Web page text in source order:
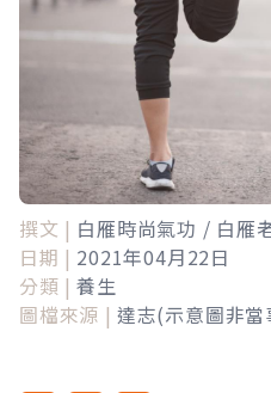
撰文 | 白雁時尚氣功 / 白雁
日期 | 2021年04月22日
分類 | 養生
圖檔來源 | 達志(示意圖非當